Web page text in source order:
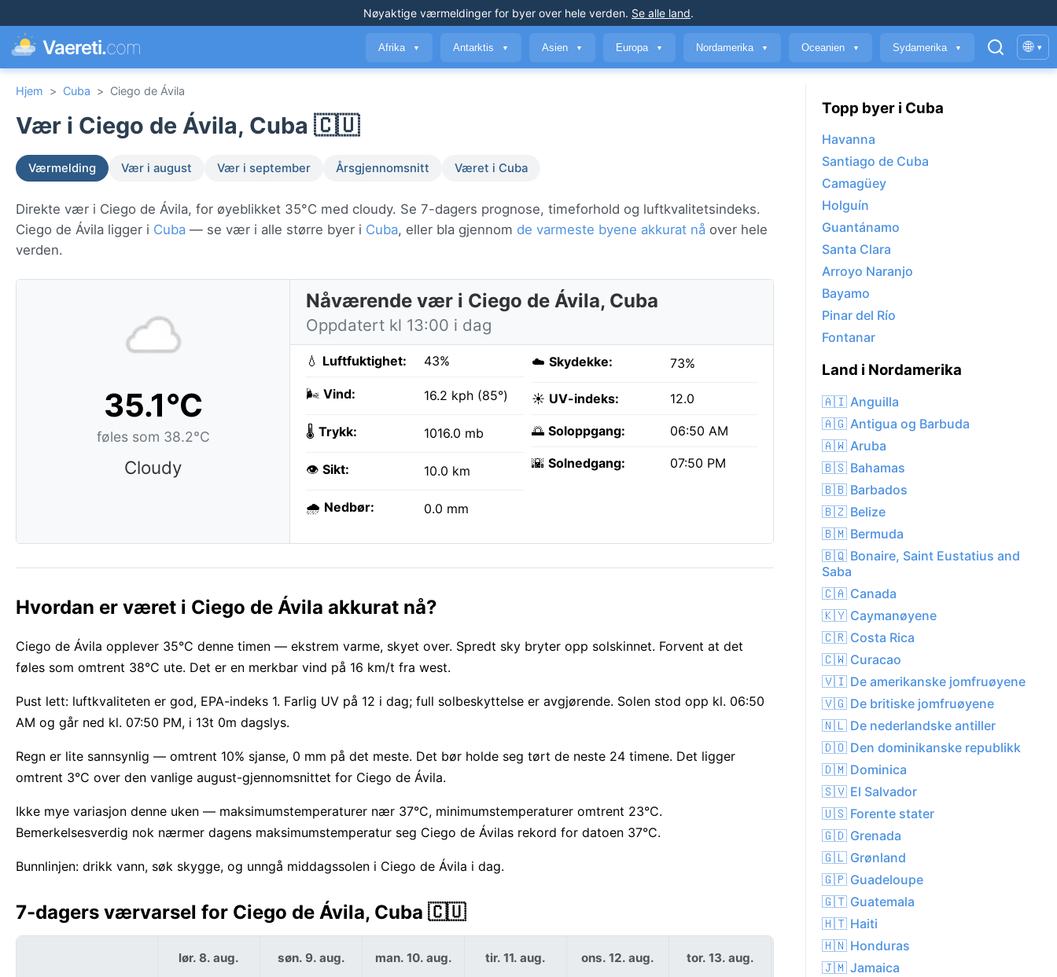
Nøyaktige værmeldinger for byer over hele verden. Se alle land.
Vaereti.com Afrika ▼ Antarktis ▼ Asien ▼ Europa ▼ Nordamerika ▼ Oceanien ▼ Sydamerika ▼ 🌐 ▾
Hjem > Cuba > Ciego de Ávila
Vær i Ciego de Ávila, Cuba 🇨🇺
Værmelding Vær i august Vær i september Årsgjennomsnitt Været i Cuba
Direkte vær i Ciego de Ávila, for øyeblikket 35°C med cloudy. Se 7-dagers prognose, timeforhold og luftkvalitetsindeks.
Ciego de Ávila ligger i Cuba — se vær i alle større byer i Cuba, eller bla gjennom de varmeste byene akkurat nå over hele
verden.
35.1°C
føles som 38.2°C
Cloudy
Nåværende vær i Ciego de Ávila, Cuba
Oppdatert kl 13:00 i dag
💧 Luftfuktighet: 43%
🌬️ Vind: 16.2 kph (85°)
🌡️ Trykk: 1016.0 mb
👁️ Sikt: 10.0 km
🌧️ Nedbør: 0.0 mm
☁️ Skydekke: 73%
☀️ UV-indeks: 12.0
🌅 Soloppgang: 06:50 AM
🌇 Solnedgang: 07:50 PM
Hvordan er været i Ciego de Ávila akkurat nå?
Ciego de Ávila opplever 35°C denne timen — ekstrem varme, skyet over. Spredt sky bryter opp solskinnet. Forvent at det
føles som omtrent 38°C ute. Det er en merkbar vind på 16 km/t fra west.
Pust lett: luftkvaliteten er god, EPA-indeks 1. Farlig UV på 12 i dag; full solbeskyttelse er avgjørende. Solen stod opp kl. 06:50
AM og går ned kl. 07:50 PM, i 13t 0m dagslys.
Regn er lite sannsynlig — omtrent 10% sjanse, 0 mm på det meste. Det bør holde seg tørt de neste 24 timene. Det ligger
omtrent 3°C over den vanlige august-gjennomsnittet for Ciego de Ávila.
Ikke mye variasjon denne uken — maksimumstemperaturer nær 37°C, minimumstemperaturer omtrent 23°C.
Bemerkelsesverdig nok nærmer dagens maksimumstemperatur seg Ciego de Ávilas rekord for datoen 37°C.
Bunnlinjen: drikk vann, søk skygge, og unngå middagssolen i Ciego de Ávila i dag.
7-dagers værvarsel for Ciego de Ávila, Cuba 🇨🇺
lør. 8. aug. søn. 9. aug. man. 10. aug. tir. 11. aug. ons. 12. aug. tor. 13. aug.
Topp byer i Cuba
Havanna
Santiago de Cuba
Camagüey
Holguín
Guantánamo
Santa Clara
Arroyo Naranjo
Bayamo
Pinar del Río
Fontanar
Land i Nordamerika
🇦🇮 Anguilla
🇦🇬 Antigua og Barbuda
🇦🇼 Aruba
🇧🇸 Bahamas
🇧🇧 Barbados
🇧🇿 Belize
🇧🇲 Bermuda
🇧🇶 Bonaire, Saint Eustatius and
Saba
🇨🇦 Canada
🇰🇾 Caymanøyene
🇨🇷 Costa Rica
🇨🇼 Curacao
🇻🇮 De amerikanske jomfruøyene
🇻🇬 De britiske jomfruøyene
🇳🇱 De nederlandske antiller
🇩🇴 Den dominikanske republikk
🇩🇲 Dominica
🇸🇻 El Salvador
🇺🇸 Forente stater
🇬🇩 Grenada
🇬🇱 Grønland
🇬🇵 Guadeloupe
🇬🇹 Guatemala
🇭🇹 Haiti
🇭🇳 Honduras
🇯🇲 Jamaica